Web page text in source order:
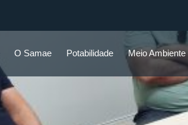
O Samae Potabilidade Meio Ambiente